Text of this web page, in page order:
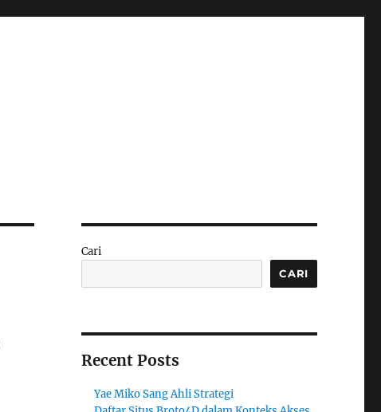
Cari
CARI
Recent Posts
Yae Miko Sang Ahli Strategi